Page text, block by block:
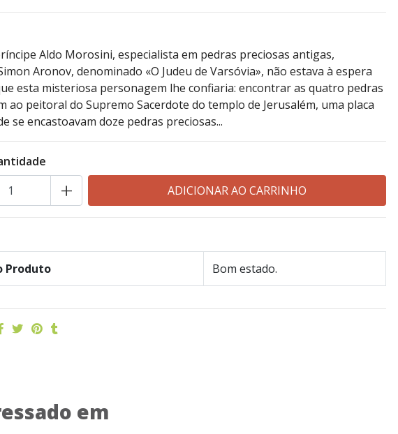
Aldo Morosini, especialista em pedras preciosas antigas,
Aronov, denominado «O Judeu de Varsóvia», não estava à espera
esta misteriosa personagem lhe confiaria: encontrar as quatro pedras
ao peitoral do Supremo Sacerdote do templo de Jerusalém, uma placa
se encastoavam doze pedras preciosas...
+
Produto Bom estado.
em